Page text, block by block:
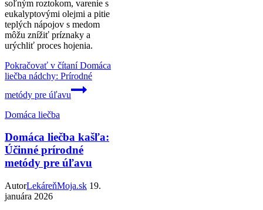
soľným roztokom, varenie s
eukalyptovými olejmi a pitie
teplých nápojov s medom
môžu znížiť príznaky a
urýchliť proces hojenia.
Pokračovať v čítaníDomáca
liečba nádchy: Prírodné
metódy pre úľavu
Domáca liečba
Domáca liečba kašľa:
Účinné prírodné
metódy pre úľavu
AutorLekáreňMoja.sk 19.
januára 2026